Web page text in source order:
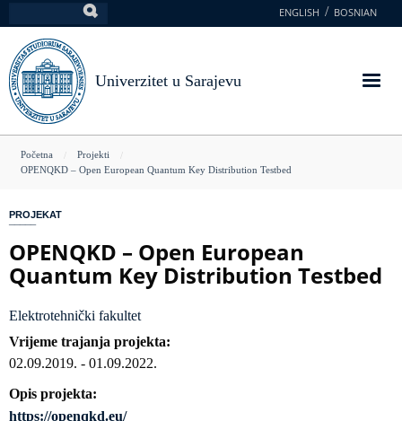
na
glavni
sadržaj
ENGLISH BOSNIAN
Univerzitet u Sarajevu
You
here
Početna
Projekti
OPENQKD – Open European Quantum Key Distribution Testbed
PROJEKAT
OPENQKD – Open European
Quantum Key Distribution Testbed
Elektrotehnički fakultet
Vrijeme trajanja projekta
02.09.2019. - 01.09.2022.
Opis projekta
https://openqkd.eu/